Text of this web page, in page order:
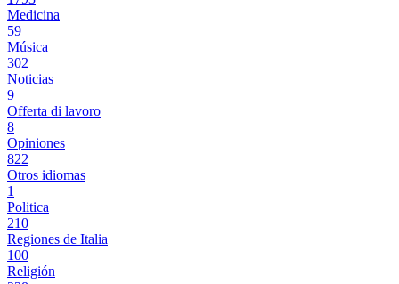
Medicina
59
Música
302
Noticias
9
Offerta di lavoro
8
Opiniones
822
Otros idiomas
1
Politica
210
Regiones de Italia
100
Religión